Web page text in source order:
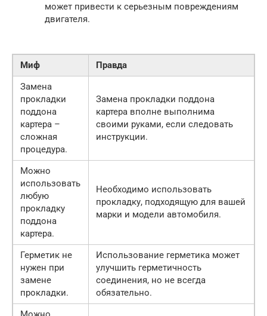
может привести к серьезным повреждениям
двигателя.
Миф
Правда
Замена
прокладки
поддона
картера –
сложная
процедура.
Замена прокладки поддона
картера вполне выполнима
своими руками, если следовать
инструкции.
Можно
использовать
любую
прокладку
поддона
картера.
Необходимо использовать
прокладку, подходящую для вашей
марки и модели автомобиля.
Герметик не
нужен при
замене
прокладки.
Использование герметика может
улучшить герметичность
соединения, но не всегда
обязательно.